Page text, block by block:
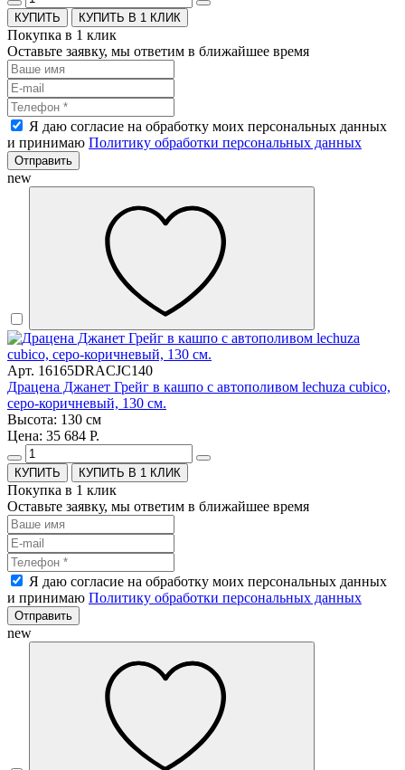
КУПИТЬ В 1 КЛИК
Покупка в 1 клик
Оставьте заявку, мы ответим в ближайшее время
Я даю согласие на обработку моих персональных данных
и принимаю Политику обработки персональных данных
Отправить
new
Арт. 16165DRACJC140
Драцена Джанет Грейг в кашпо с автополивом lechuza cubico,
серо-коричневый, 130 см.
Высота: 130 см
Цена: 35 684 Р.
КУПИТЬ В 1 КЛИК
Покупка в 1 клик
Оставьте заявку, мы ответим в ближайшее время
Я даю согласие на обработку моих персональных данных
и принимаю Политику обработки персональных данных
Отправить
new